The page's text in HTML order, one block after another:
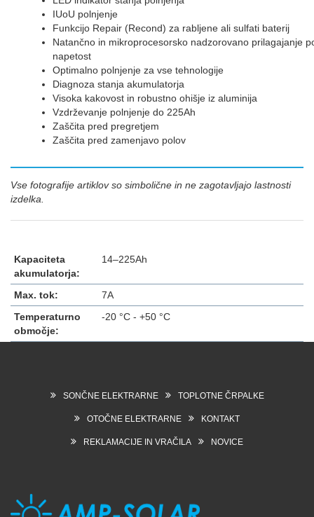
IUoU polnjenje
Funkcijo Repair (Recond) za rabljene ali sulfati baterij
Natančno in mikroprocesorsko nadzorovano prilagajanje
napetost
Optimalno polnjenje za vse tehnologije
Diagnoza stanja akumulatorja
Visoka kakovost in robustno ohišje iz aluminija
Vzdrževanje polnjenje do 225Ah
Zaščita pred pregretjem
Zaščita pred zamenjavo polov
Vse fotografije artiklov so simbolične in ne zagotavljajo lastnosti
izdelka.
Kapaciteta
akumulatorja:
14–225Ah
Max. tok:
7A
Temperaturno
območje:
-20 °C - +50 °C
SONČNE ELEKTRARNE TOPLOTNE ČRPALKE
OTOČNE ELEKTRARNE KONTAKT
REKLAMACIJE IN VRAČILA NOVICE